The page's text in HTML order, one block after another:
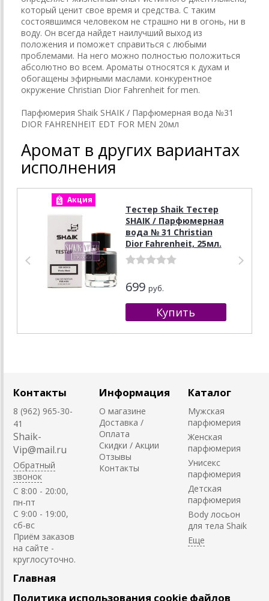
который ценит свое время и средства. С таким
состоявшимся человеком не страшно ни в огонь, ни в
воду. Он всегда найдет наилучший выход из
положения и поможет справиться с любыми
проблемами. На него можно полностью положиться
абсолютно во всем. Ароматы относятся к духам и
обогащены эфирными маслами. конкурентное
окружение Christian Dior Fahrenheit for men.
Парфюмерия Shaik SHAIK / Парфюмерная вода №31
DIOR FAHRENHEIT EDT FOR MEN 20мл
Аромат в других вариантах
исполнения
Акция
Тестер Shaik Тестер
SHAIK / Парфюмерная
вода № 31 Christian
Dior Fahrenheit, 25мл.
699 руб.
Контакты
8 (962) 965-30-
41
Shaik-
Vip@mail.ru
Обратный
звонок
C 8:00 - 20:00,
пн-пт
С 9:00 - 19:00,
сб-вс
Приём заказов
на сайте -
круглосуточно.
Информация
О магазине
Доставка /
Оплата
Скидки / Акции
Отзывы
Контакты
Каталог
Мужская
парфюмерия
Женская
парфюмерия
Унисекс
парфюмерия
Детская
парфюмерия
Body лосьон
для тела Shaik
Главная
Политика использования cookie файлов